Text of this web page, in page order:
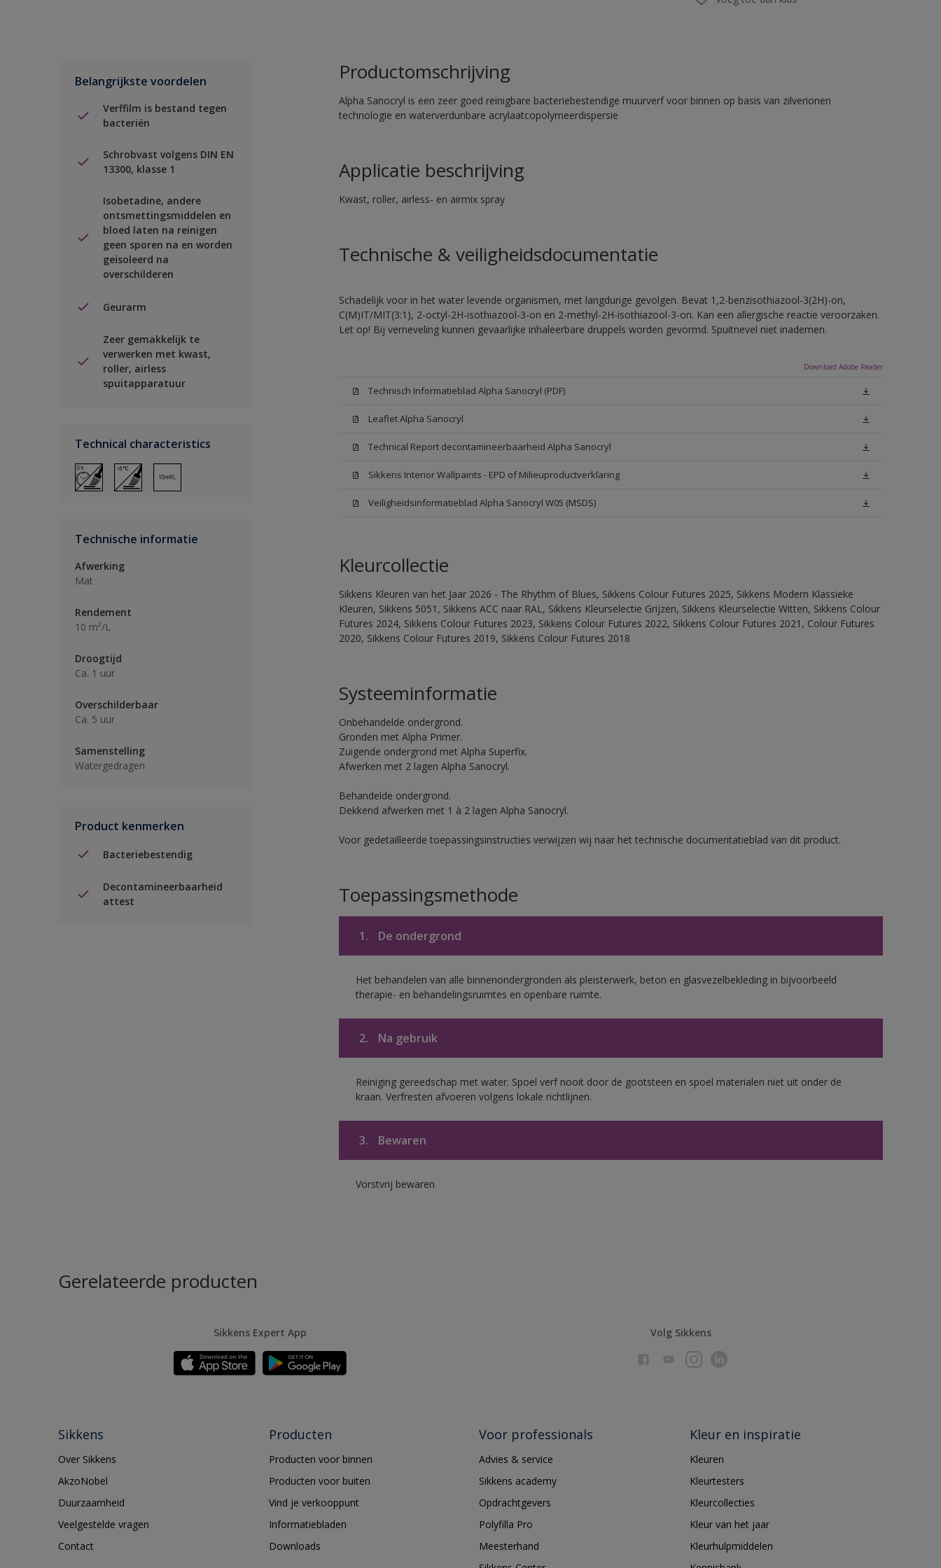
Belangrijkste voordelen
Verffilm is bestand tegen
bacteriën
Schrobvast volgens DIN EN
13300, klasse 1
Isobetadine, andere
ontsmettingsmiddelen en
bloed laten na reinigen
geen sporen na en worden
geïsoleerd na
overschilderen
Geurarm
Zeer gemakkelijk te
verwerken met kwast,
roller, airless
spuitapparatuur
Technical characteristics
Technische informatie
Afwerking
Mat
Rendement
10 m²/L
Droogtijd
Ca. 1 uur
Overschilderbaar
Ca. 5 uur
Samenstelling
Watergedragen
Product kenmerken
Bacteriebestendig
Decontamineerbaarheid
attest
Productomschrijving
Alpha Sanocryl is een zeer goed reinigbare bacteriebestendige muurverf voor binnen op basis van zilverionen
technologie en waterverdunbare acrylaatcopolymeerdispersie
Applicatie beschrijving
Kwast, roller, airless- en airmix spray
Technische & veiligheidsdocumentatie
Schadelijk voor in het water levende organismen, met langdurige gevolgen. Bevat 1,2-benzisothiazool-3(2H)-on,
C(M)IT/MIT(3:1), 2-octyl-2H-isothiazool-3-on en 2-methyl-2H-isothiazool-3-on. Kan een allergische reactie veroorzaken.
Let op! Bij verneveling kunnen gevaarlijke inhaleerbare druppels worden gevormd. Spuitnevel niet inademen.
Download Adobe Reader
Technisch Informatieblad Alpha Sanocryl (PDF)
Leaflet Alpha Sanocryl
Technical Report decontamineerbaarheid Alpha Sanocryl
Sikkens Interior Wallpaints - EPD of Milieuproductverklaring
Veiligheidsinformatieblad Alpha Sanocryl W05 (MSDS)
Kleurcollectie
Sikkens Kleuren van het Jaar 2026 - The Rhythm of Blues, Sikkens Colour Futures 2025, Sikkens Modern Klassieke
Kleuren, Sikkens 5051, Sikkens ACC naar RAL, Sikkens Kleurselectie Grijzen, Sikkens Kleurselectie Witten, Sikkens Colour
Futures 2024, Sikkens Colour Futures 2023, Sikkens Colour Futures 2022, Sikkens Colour Futures 2021, Colour Futures
2020, Sikkens Colour Futures 2019, Sikkens Colour Futures 2018
Systeeminformatie
Onbehandelde ondergrond.
Gronden met Alpha Primer.
Zuigende ondergrond met Alpha Superfix.
Afwerken met 2 lagen Alpha Sanocryl.
Behandelde ondergrond.
Dekkend afwerken met 1 à 2 lagen Alpha Sanocryl.
Voor gedetailleerde toepassingsinstructies verwijzen wij naar het technische documentatieblad van dit product.
Toepassingsmethode
1. De ondergrond
Het behandelen van alle binnenondergronden als pleisterwerk, beton en glasvezelbekleding in bijvoorbeeld
therapie- en behandelingsruimtes en openbare ruimte.
2. Na gebruik
Reiniging gereedschap met water. Spoel verf nooit door de gootsteen en spoel materialen niet uit onder de
kraan. Verfresten afvoeren volgens lokale richtlijnen.
3. Bewaren
Vorstvrij bewaren
Gerelateerde producten
Sikkens Expert App Volg Sikkens
Sikkens
Over Sikkens
AkzoNobel
Duurzaamheid
Veelgestelde vragen
Contact
Producten
Producten voor binnen
Producten voor buiten
Vind je verkooppunt
Informatiebladen
Downloads
Voor professionals
Advies & service
Sikkens academy
Opdrachtgevers
Polyfilla Pro
Meesterhand
Kleur en inspiratie
Kleuren
Kleurtesters
Kleurcollecties
Kleur van het jaar
Kleurhulpmiddelen